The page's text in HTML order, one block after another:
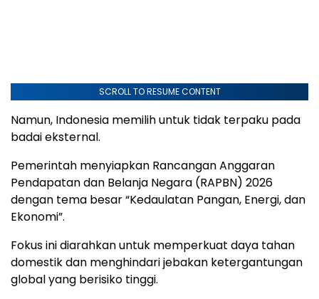
SCROLL TO RESUME CONTENT
Namun, Indonesia memilih untuk tidak terpaku pada
badai eksternal.
Pemerintah menyiapkan Rancangan Anggaran
Pendapatan dan Belanja Negara (RAPBN) 2026
dengan tema besar “Kedaulatan Pangan, Energi, dan
Ekonomi”.
Fokus ini diarahkan untuk memperkuat daya tahan
domestik dan menghindari jebakan ketergantungan
global yang berisiko tinggi.